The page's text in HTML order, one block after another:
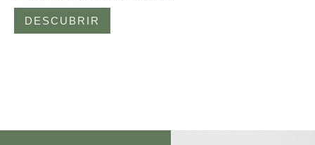
DESCUBRIR